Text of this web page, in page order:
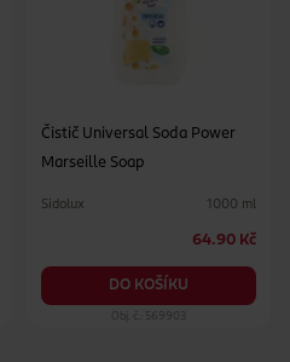
Čistič Universal Soda Power
Marseille Soap
Sidolux 1000 ml
64.90 Kč
DO KOŠÍKU
Obj. č.: 569903